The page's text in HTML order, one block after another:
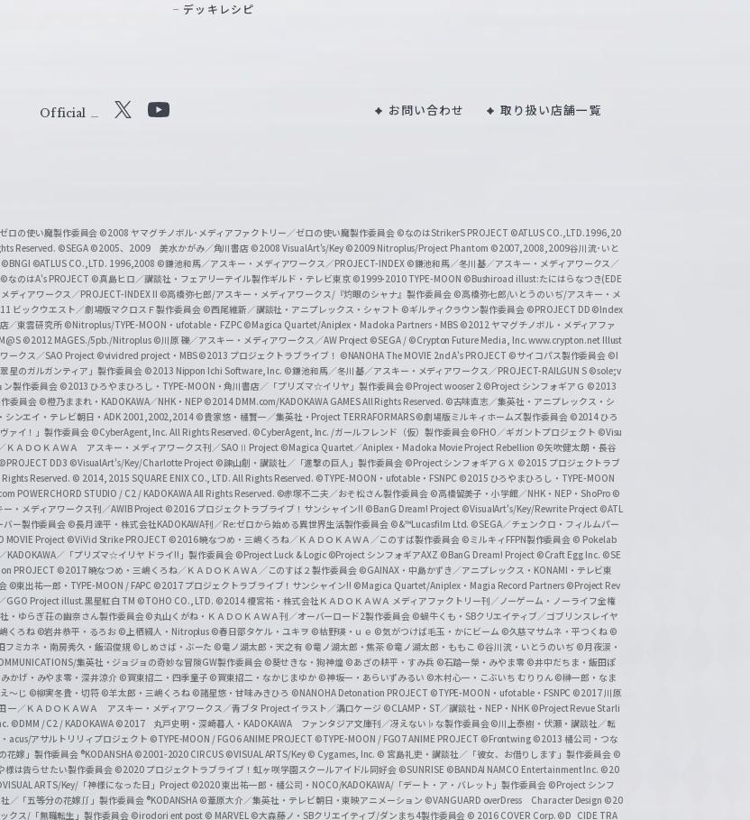
デッキレシピ
Official
b
e
O
f
f
i
c
i
a
l
C
h
a
n
n
e
l
お問い合わせ 取り扱い店舗一覧
ロの使い魔製作委員会 ©2008 ヤマグチノボル･メディアファクトリー／ゼロの使い魔製作委員会 ©なのはStrikerS PROJECT ©ATLUS CO.,LTD.1996,20
Reserved. ©SEGA ©2005、2009 美水かがみ／角川書店 ©2008 VisualArt's/Key ©2009 Nitroplus/Project Phantom ©2007,2008,2009谷川流･いと
©BNGI ©ATLUS CO.,LTD. 1996,2008 ©鎌池和馬／アスキー・メディアワークス／PROJECT-INDEX ©鎌池和馬／冬川基／アスキー・メディアワークス／
©なのはA's PROJECT ©真島ヒロ／講談社・フェアリーテイル製作ギルド・テレビ東京 ©1999-2010 TYPE-MOON ©Bushiroad illust:たにはらなつき(EDE
ディアワークス／PROJECT-INDEX II ©高橋弥七郎/アスキー・メディアワークス/『灼眼のシャナ』製作委員会 ©高橋弥七郎/いとうのいぢ/アスキー・メ
ビックウエスト／劇場版マクロスＦ製作委員会 ©西尾維新／講談社・アニプレックス・シャフト ©ギルティクラウン製作委員会 ©PROJECT DD ©Index
／東雲研究所 ©Nitroplus/TYPE-MOON・ufotable・FZPC ©Magica Quartet/Aniplex・Madoka Partners・MBS ©2012 ヤマグチノボル・メディアファ
©2012 MAGES./5pb./Nitroplus ©川原 礫／アスキー・メディアワークス／AW Project ©SEGA / ©Crypton Future Media, Inc. www.crypton.net Illust
ークス／SAO Project ©vividred project・MBS ©2013 プロジェクトラブライブ！ ©NANOHA The MOVIE 2nd A's PROJECT ©サイコパス製作委員会 ©I
星のガルガンティア」製作委員会 ©2013 Nippon Ichi Software, Inc. ©鎌池和馬／冬川基／アスキー・メディアワークス／PROJECT-RAILGUN S ©sole;v
製作委員会 ©2013 ひろやまひろし・TYPE-MOON・角川書店／「プリズマ☆イリヤ」製作委員会©Project wooser 2 ©Project シンフォギアＧ ©2013
委員会 ©橙乃ままれ・KADOKAWA／NHK・NEP ©2014 DMM.com/KADOKAWA GAMES All Rights Reserved. ©古味直志／集英社・アニプレックス・シ
シンエイ・テレビ朝日・ADK 2001,2002,2014 ©貴家悠・橘賢一／集英社・Project TERRAFORMARS©劇場版ミルキィホームズ製作委員会 ©2014 ひろ
ァイ！」製作委員会 ©CyberAgent, Inc. All Rights Reserved. ©CyberAgent, Inc. /ガールフレンド（仮）製作委員会©FHO／ギガントプロジェクト ©Visu
ＫＡＤＯＫＡＷＡ アスキー・メディアワークス刊／SAOⅡ Project ©Magica Quartet／Aniplex・Madoka Movie Project Rebellion ©矢吹健太朗・長谷
DD3 ©VisualArt's/Key/Charlotte Project ©諫山創・講談社／「進撃の巨人」製作委員会 ©Project シンフォギアＧＸ ©2015 プロジェクトラブ
Reserved. © 2014, 2015 SQUARE ENIX CO., LTD. All Rights Reserved. ©TYPE-MOON・ufotable・FSNPC ©2015 ひろやまひろし・TYPE-MOON
POWERCHORD STUDIO / C2 / KADOKAWA All Rights Reserved. ©赤塚不二夫／おそ松さん製作委員会 ©高橋留美子・小学館／NHK・NEP・ShoPro ©
・メディアワークス刊／AWIB Project ©2016 プロジェクトラブライブ！サンシャイン!! ©BanG Dream! Project ©VisualArt's/Key/Rewrite Project ©ATL
ー製作委員会 ©長月達平・株式会社KADOKAWA刊／Re:ゼロから始める異世界生活製作委員会 ©&™Lucasfilm Ltd. ©SEGA／チェンクロ・フィルムパー
MOVIE Project ©ViVid Strike PROJECT ©2016 暁なつめ・三嶋くろね／ＫＡＤＯＫＡＷＡ／このすば製作委員会 ©ミルキィFFPN製作委員会 © Pokelab
KADOKAWA／「プリズマ☆イリヤ ドライ!!」製作委員会 ©Project Luck & Logic ©Project シンフォギアAXZ ©BanG Dream! Project ©Craft Egg Inc. ©SE
PROJECT ©2017 暁なつめ・三嶋くろね／ＫＡＤＯＫＡＷＡ／このすば２製作委員会 ©GAINAX・中島かずき／アニプレックス・KONAMI・テレビ東
©東出祐一郎・TYPE-MOON / FAPC ©2017 プロジェクトラブライブ！サンシャイン!! ©Magica Quartet/Aniplex・Magia Record Partners ©Project Rev
GGO Project illust.黒星紅白 TM ©TOHO CO., LTD. ©2014 榎宮祐・株式会社ＫＡＤＯＫＡＷＡ メディアファクトリー刊／ノーゲーム・ノーライフ全権
・ゆらぎ荘の幽奈さん製作委員会©丸山くがね・ＫＡＤＯＫＡＷＡ刊／オーバーロード2製作委員会 ©蝸牛くも・SBクリエイティブ／ゴブリンスレイヤ
くろね ©岩井恭平・るろお ©上栖綴人・Nitroplus ©春日部タケル・ユキヲ ©枯野瑛・ｕｅ ©気がつけば毛玉・かにビーム ©久慈マサムネ・平つくね ©
フミカネ・南房秀久・飯沼俊規 ©しめさば・ぶーた ©竜ノ湖太郎・天之有 ©竜ノ湖太郎・焦茶 ©竜ノ湖太郎・ももこ ©谷川流・いとうのいぢ ©月夜涙・
集英社・ジョジョの奇妙な冒険GW製作委員会 ©葵せきな・狗神煌 ©あざの耕平・すみ兵 ©石踏一榮・みやま零 ©井中だちま・飯田ぽ
かげ・みやま零・深井涼介 ©賀東招二・四季童子 ©賀東招二・なかじまゆか ©神坂一・あらいずみるい ©木村心一・こぶいち むりりん ©榊一郎・なま
～じ ©柳実冬貴・切符 ©羊太郎・三嶋くろね ©諸星悠・甘味みきひろ ©NANOHA Detonation PROJECT ©TYPE-MOON・ufotable・FSNPC ©2017 川原
一／ＫＡＤＯＫＡＷＡ アスキー・メディアワークス／青ブタ Project イラスト／溝口ケージ ©CLAMP・ST／講談社・NEP・NHK ©Project Revue Starli
©DMM / C2 / KADOKAWA ©2017 丸戸史明・深崎暮人・KADOKAWA ファンタジア文庫刊／冴えない♭な製作委員会©川上泰樹・伏瀬・講談社／転
acus/アサルトリリィプロジェクト ©TYPE-MOON / FGO6 ANIME PROJECT ©TYPE-MOON / FGO7 ANIME PROJECT ©Frontwing ©2013 橘公司・つな
嫁」製作委員会 ®KODANSHA ©2001-2020 CIRCUS ©VISUAL ARTS/Key © Cygames, Inc. © 宮島礼吏・講談社／「彼女、お借りします」製作委員会 ©
は告らせたい製作委員会 ©2020 プロジェクトラブライブ！虹ヶ咲学園スクールアイドル同好会 ©SUNRISE ©BANDAI NAMCO Entertainment Inc. ©20
ARTS/Key/「神様になった日」Project ©2020 東出祐一郎・橘公司・NOCO/KADOKAWA/「デート・ア・バレット」製作委員会 ©Project シンフ
／「五等分の花嫁∬」製作委員会 ®KODANSHA ©葦原大介／集英社・テレビ朝日・東映アニメーション ©VANGUARD overDress Character Design ©20
クス/「無職転生」製作委員会 ©irodori ent post © MARVEL ©大森藤ノ・SBクリエイティブ/ダンまち4製作委員会 © 2016 COVER Corp. ©D_CIDE TRA